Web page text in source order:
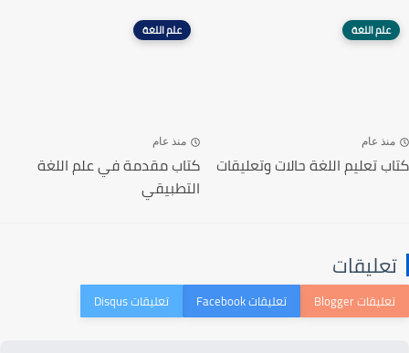
علم اللغة
منذ عام
كتاب تعليم اللغة حالات وتعليقات
علم اللغة
منذ عام
كتاب مقدمة في علم اللغة
التطبيقي
تعليقات